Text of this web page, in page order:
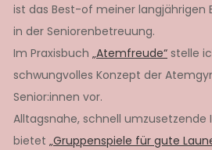
ist das Best-of meiner langjährigen
in der Seniorenbetreuung.
Im Praxisbuch „Atemfreude“ stelle
schwungvolles Konzept der
Senior:innen vor.
Alltagsnahe, schnell umzusetzende
bietet „Gruppenspiele für gute